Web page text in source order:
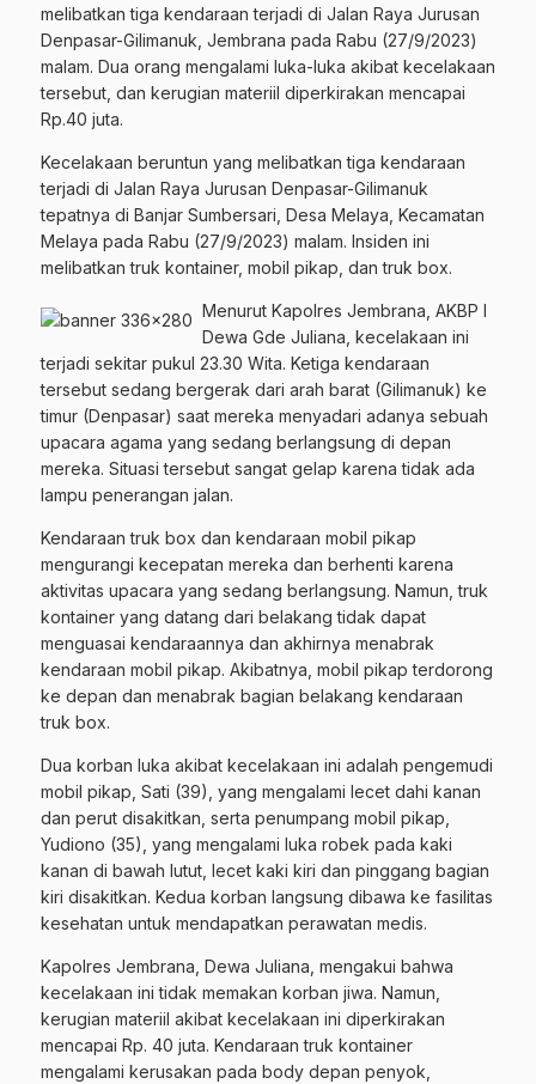
melibatkan tiga kendaraan terjadi di Jalan Raya Jurusan
Denpasar-Gilimanuk, Jembrana pada Rabu (27/9/2023)
malam. Dua orang mengalami luka-luka akibat kecelakaan
tersebut, dan kerugian materiil diperkirakan mencapai
Rp.40 juta.
Kecelakaan beruntun yang melibatkan tiga kendaraan
terjadi di Jalan Raya Jurusan Denpasar-Gilimanuk
tepatnya di Banjar Sumbersari, Desa Melaya, Kecamatan
Melaya pada Rabu (27/9/2023) malam. Insiden ini
melibatkan truk kontainer, mobil pikap, dan truk box.
Menurut Kapolres Jembrana, AKBP I
Dewa Gde Juliana, kecelakaan ini
terjadi sekitar pukul 23.30 Wita. Ketiga kendaraan
tersebut sedang bergerak dari arah barat (Gilimanuk) ke
timur (Denpasar) saat mereka menyadari adanya sebuah
upacara agama yang sedang berlangsung di depan
mereka. Situasi tersebut sangat gelap karena tidak ada
lampu penerangan jalan.
Kendaraan truk box dan kendaraan mobil pikap
mengurangi kecepatan mereka dan berhenti karena
aktivitas upacara yang sedang berlangsung. Namun, truk
kontainer yang datang dari belakang tidak dapat
menguasai kendaraannya dan akhirnya menabrak
kendaraan mobil pikap. Akibatnya, mobil pikap terdorong
ke depan dan menabrak bagian belakang kendaraan
truk box.
Dua korban luka akibat kecelakaan ini adalah pengemudi
mobil pikap, Sati (39), yang mengalami lecet dahi kanan
dan perut disakitkan, serta penumpang mobil pikap,
Yudiono (35), yang mengalami luka robek pada kaki
kanan di bawah lutut, lecet kaki kiri dan pinggang bagian
kiri disakitkan. Kedua korban langsung dibawa ke fasilitas
kesehatan untuk mendapatkan perawatan medis.
Kapolres Jembrana, Dewa Juliana, mengakui bahwa
kecelakaan ini tidak memakan korban jiwa. Namun,
kerugian materiil akibat kecelakaan ini diperkirakan
mencapai Rp. 40 juta. Kendaraan truk kontainer
mengalami kerusakan pada body depan penyok,